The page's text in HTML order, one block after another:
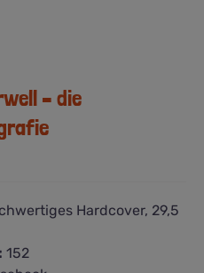
– die
Hardcover, 29,5
152